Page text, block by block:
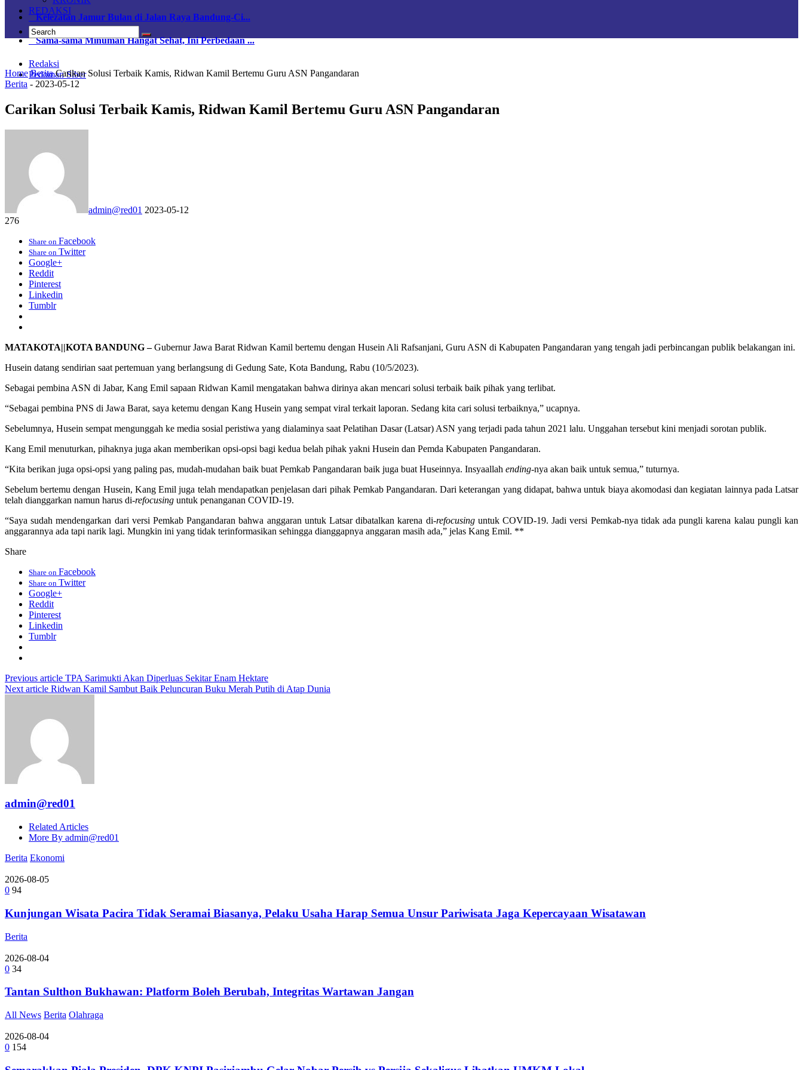
Kelezatan Jamur Bulan di Jalan Raya Bandung-Ci...
Sama-sama Minuman Hangat Sehat, Ini Perbedaan ...
Redaksi
Pedoman Siber
REDAKSI
Home Berita Carikan Solusi Terbaik Kamis, Ridwan Kamil Bertemu Guru ASN Pangandaran
Berita - 2023-05-12
Carikan Solusi Terbaik Kamis, Ridwan Kamil Bertemu Guru ASN Pangandaran
admin@red01 2023-05-12
276
Share on Facebook
Share on Twitter
Google+
Reddit
Pinterest
Linkedin
Tumblr
MATAKOTA||KOTA BANDUNG –Gubernur Jawa Barat Ridwan Kamil bertemu dengan Husein Ali Rafsanjani, Guru ASN di Kabupaten Pangandaran yang tengah jadi perbincangan publik belakangan ini.
Husein datang sendirian saat pertemuan yang berlangsung di Gedung Sate, Kota Bandung, Rabu (10/5/2023).
Sebagai pembina ASN di Jabar, Kang Emil sapaan Ridwan Kamil mengatakan bahwa dirinya akan mencari solusi terbaik baik pihak yang terlibat.
“Sebagai pembina PNS di Jawa Barat, saya ketemu dengan Kang Husein yang sempat viral terkait laporan. Sedang kita cari solusi terbaiknya,” ucapnya.
Sebelumnya, Husein sempat mengunggah ke media sosial peristiwa yang dialaminya saat Pelatihan Dasar (Latsar) ASN yang terjadi pada tahun 2021 lalu. Unggahan tersebut kini menjadi sorotan publik.
Kang Emil menuturkan, pihaknya juga akan memberikan opsi-opsi bagi kedua belah pihak yakni Husein dan Pemda Kabupaten Pangandaran.
“Kita berikan juga opsi-opsi yang paling pas, mudah-mudahan baik buat Pemkab Pangandaran baik juga buat Huseinnya. Insyaallah ending-nya akan baik untuk semua,” tuturnya.
Sebelum bertemu dengan Husein, Kang Emil juga telah mendapatkan penjelasan dari pihak Pemkab Pangandaran. Dari keterangan yang didapat, bahwa untuk biaya akomodasi dan kegiatan lainnya pada Latsar
telah dianggarkan namun harus di-refocusing untuk penanganan COVID-19.
“Saya sudah mendengarkan dari versi Pemkab Pangandaran bahwa anggaran untuk Latsar dibatalkan karena di-refocusing untuk COVID-19. Jadi versi Pemkab-nya tidak ada pungli karena kalau pungli kan
anggarannya ada tapi narik lagi. Mungkin ini yang tidak terinformasikan sehingga dianggapnya anggaran masih ada,” jelas Kang Emil. **
Share
Share on Facebook
Share on Twitter
Google+
Reddit
Pinterest
Linkedin
Tumblr
Previous article TPA Sarimukti Akan Diperluas Sekitar Enam Hektare
Next article Ridwan Kamil Sambut Baik Peluncuran Buku Merah Putih di Atap Dunia
admin@red01
Related Articles
More By admin@red01
Berita Ekonomi
2026-08-05
0 94
Kunjungan Wisata Pacira Tidak Seramai Biasanya, Pelaku Usaha Harap Semua Unsur Pariwisata Jaga Kepercayaan Wisatawan
Berita
2026-08-04
0 34
Tantan Sulthon Bukhawan: Platform Boleh Berubah, Integritas Wartawan Jangan
All News Berita Olahraga
2026-08-04
0 154